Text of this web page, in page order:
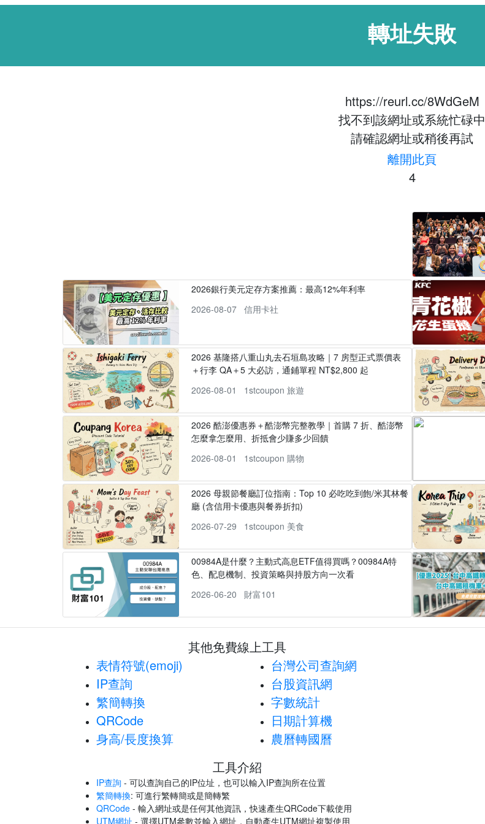
轉址失敗
https://reurl.cc/8WdGeM
找不到該網址或系統忙碌中
請確認網址或稍後再試
離開此頁
4
2026銀行美元定存方案推薦：最高12%年利率
2026-08-07
信用卡社
2026 基隆搭八重山丸去石垣島攻略｜7 房型正式票價表
＋行李 QA＋5 大必訪，通鋪單程 NT$2,800 起
2026-08-01
1stcoupon 旅遊
2026 酷澎優惠券＋酷澎幣完整教學｜首購 7 折、酷澎幣
怎麼拿怎麼用、折抵會少賺多少回饋
2026-08-01
1stcoupon 購物
2026 母親節餐廳訂位指南：Top 10 必吃吃到飽/米其林餐
廳 (含信用卡優惠與餐券折扣)
2026-07-29
1stcoupon 美食
00984A是什麼？主動式高息ETF值得買嗎？00984A特
色、配息機制、投資策略與持股方向一次看
2026-06-20
財富101
其他免費線上工具
表情符號(emoji)
IP查詢
繁簡轉換
QRCode
身高/長度換算
台灣公司查詢網
台股資訊網
字數統計
日期計算機
農曆轉國曆
工具介紹
IP查詢 - 可以查詢自己的IP位址，也可以輸入IP查詢所在位置
繁簡轉換: 可進行繁轉簡或是簡轉繁
QRCode - 輸入網址或是任何其他資訊，快速產生QRCode下載使用
UTM網址 - 選擇UTM參數並輸入網址，自動產生UTM網址複製使用